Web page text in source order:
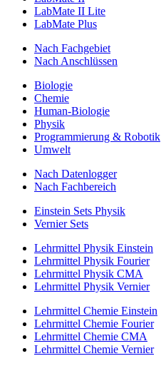
LabMate II Lite
LabMate Plus
Nach Fachgebiet
Nach Anschlüssen
Biologie
Chemie
Human-Biologie
Physik
Programmierung & Robotik
Umwelt
Nach Datenlogger
Nach Fachbereich
Einstein Sets Physik
Vernier Sets
Lehrmittel Physik Einstein
Lehrmittel Physik Fourier
Lehrmittel Physik CMA
Lehrmittel Physik Vernier
Lehrmittel Chemie Einstein
Lehrmittel Chemie Fourier
Lehrmittel Chemie CMA
Lehrmittel Chemie Vernier